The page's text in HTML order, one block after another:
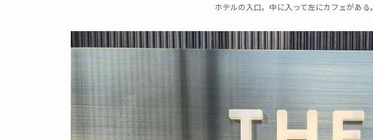
ホテルの入口。中に入って左にカフェがある。